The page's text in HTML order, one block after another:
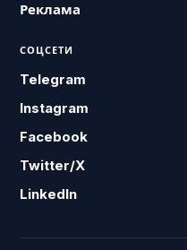
Реклама
СОЦСЕТИ
Telegram
Instagram
Facebook
Twitter/X
LinkedIn